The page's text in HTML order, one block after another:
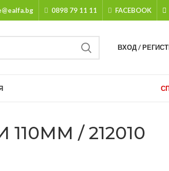
0898 79 11 11 FACEBOOK
ВХОД /
/ 212010